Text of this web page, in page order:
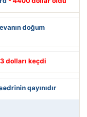
doğum
dolları keçdi
qayınıdır